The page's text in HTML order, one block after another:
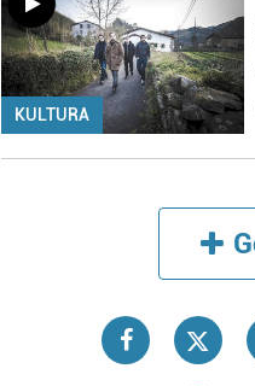
KULTURA